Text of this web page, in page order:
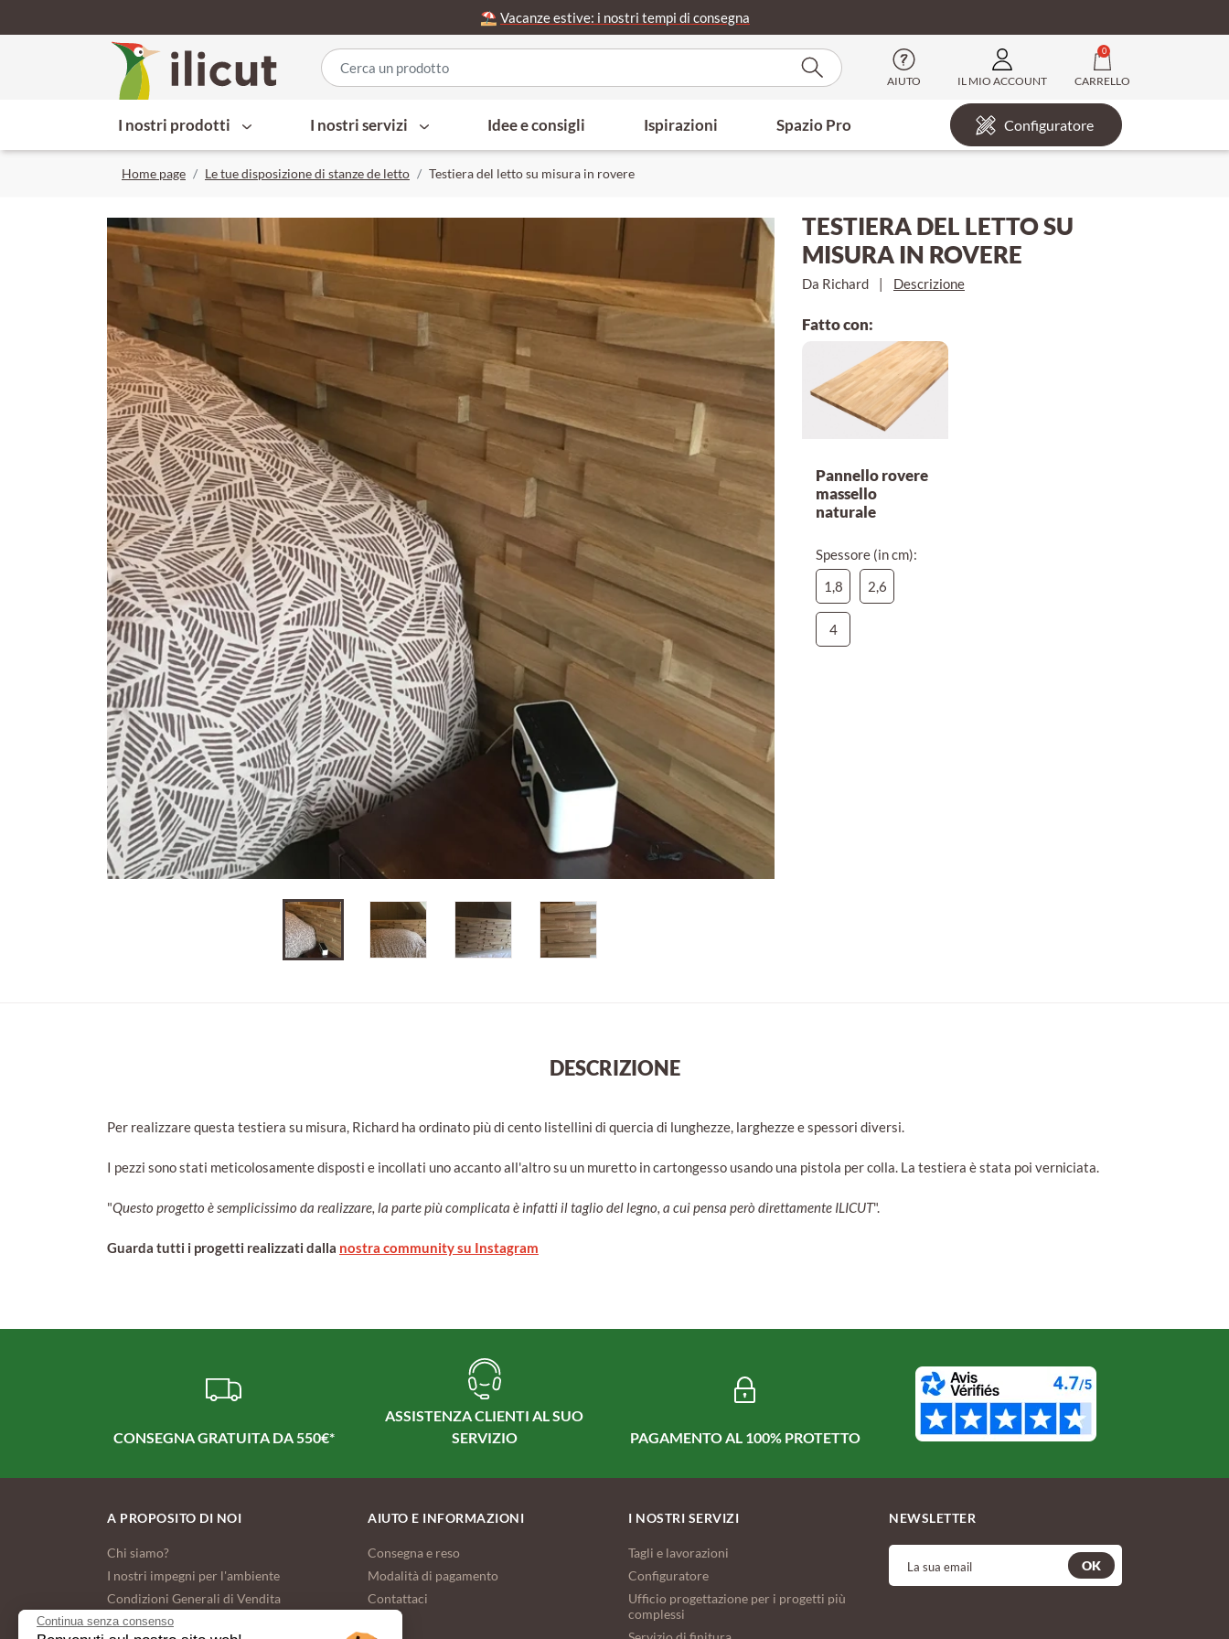
Continua senza consenso
⛱️ Vacanze estive: i nostri tempi di consegna
AIUTO IL MIO ACCOUNT
0
CARRELLO
I nostri prodotti I nostri servizi Idee e consigli Ispirazioni Spazio Pro Configuratore
Home page Le tue disposizione di stanze de letto Testiera del letto su misura in rovere
TESTIERA DEL LETTO SU
MISURA IN ROVERE
Da Richard Descrizione
Fatto con:
Pannello rovere
massello
naturale
Spessore (in cm):
1,8
2,6
4
DESCRIZIONE
Per realizzare questa testiera su misura, Richard ha ordinato più di cento listellini di quercia di lunghezze, larghezze e spessori diversi.
I pezzi sono stati meticolosamente disposti e incollati uno accanto all'altro su un muretto in cartongesso usando una pistola per colla. La testiera è stata poi verniciata.
"Questo progetto è semplicissimo da realizzare, la parte più complicata è infatti il taglio del legno, a cui pensa però direttamente ILICUT".
Guarda tutti i progetti realizzati dalla nostra community su Instagram
CONSEGNA GRATUITA DA 550€*
ASSISTENZA CLIENTI AL SUO
SERVIZIO
PAGAMENTO AL 100% PROTETTO
A PROPOSITO DI NOI
Chi siamo?
I nostri impegni per l'ambiente
Condizioni Generali di Vendita
AIUTO E INFORMAZIONI
Consegna e reso
Modalità di pagamento
Contattaci
I NOSTRI SERVIZI
Tagli e lavorazioni
Configuratore
Ufficio progettazione per i progetti più
complessi
NEWSLETTER
OK